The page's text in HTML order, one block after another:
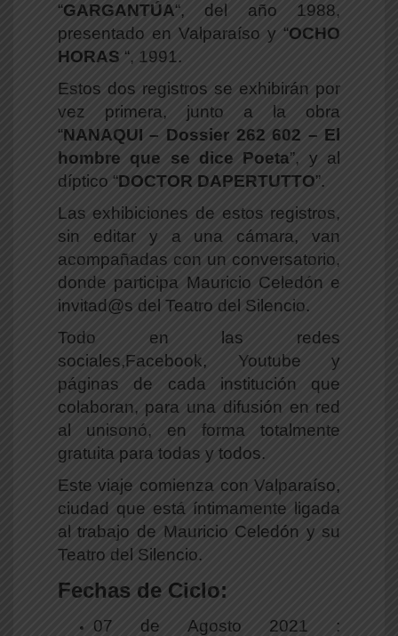
“GARGANTÚA“, del año 1988,
presentado en Valparaíso y “OCHO
HORAS “, 1991.
Estos dos registros se exhibirán por
vez primera, junto a la obra
“NANAQUI – Dossier 262 602 – El
hombre que se dice Poeta”, y al
díptico “DOCTOR DAPERTUTTO”.
Las exhibiciones de estos registros,
sin editar y a una cámara, van
acompañadas con un conversatorio,
donde participa Mauricio Celedón e
invitad@s del Teatro del Silencio.
Todo en las redes
sociales,Facebook, Youtube y
páginas de cada institución que
colaboran, para una difusión en red
al unisonó, en forma totalmente
gratuita para todas y todos.
Este viaje comienza con Valparaíso,
ciudad que está íntimamente ligada
al trabajo de Mauricio Celedón y su
Teatro del Silencio.
Fechas de Ciclo:
07 de Agosto 2021 :